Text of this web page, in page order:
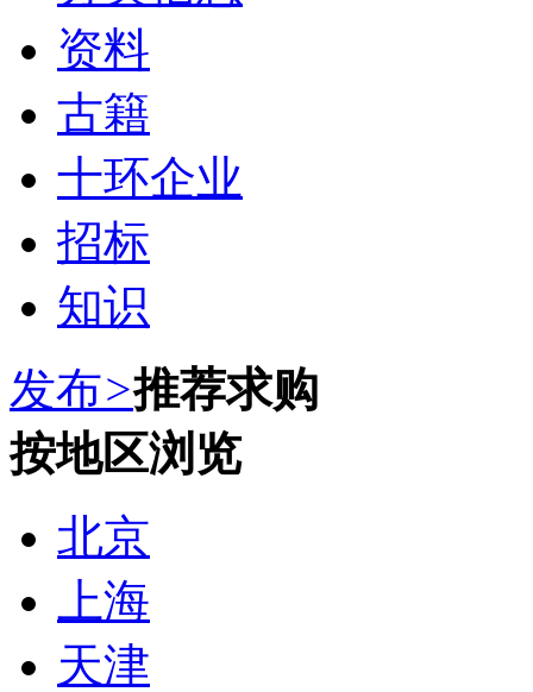
资料
古籍
十环企业
招标
知识
发布>推荐求购
按地区浏览
北京
上海
天津